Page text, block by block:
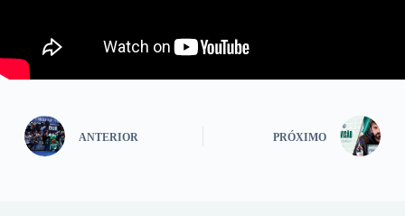
ANTERIOR PRÓXIMO